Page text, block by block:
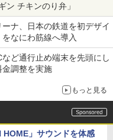
ン チキンのり弁」
ナ、日本の鉄道を初デザイ
なにわ筋線へ導入
ど通行止め端末を先頭にし
調整を実施
もっと見る
HOME」サウンドを体感